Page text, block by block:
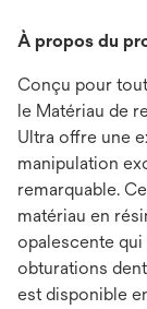
À propos du
Conçu pour
le Matériau de
Ultra offre une
manipulation
remarquable.
matériau en
opalescente qui
obturations
est disponible